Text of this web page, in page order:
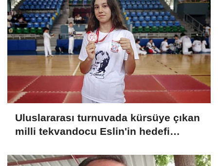
Uluslararası turnuvada kürsüye çıkan
milli tekvandocu Eslin'in hedefi